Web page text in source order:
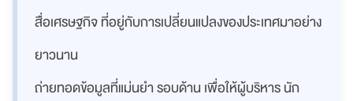
สื่อเศรษฐกิจ ที่อยู่กับการเปลี่ยนแปลงของประเทศมาอย่าง
ยาวนาน
ถ่ายทอดข้อมูลที่แม่นยำ รอบด้าน เพื่อให้ผู้บริหาร นัก